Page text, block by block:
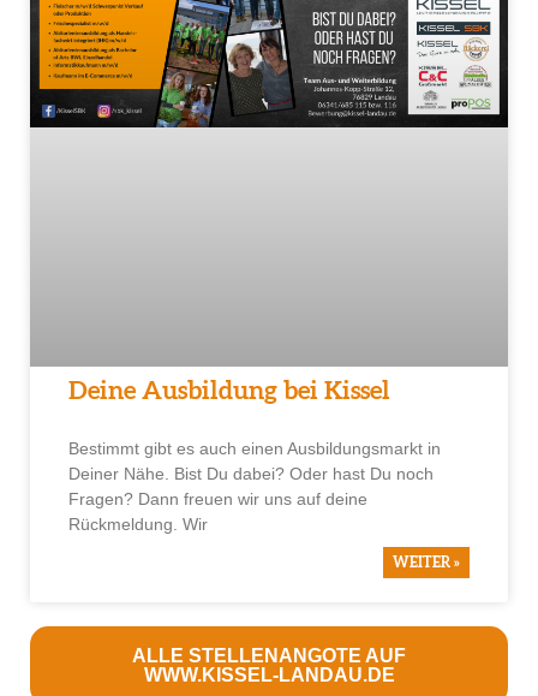
Deine Ausbildung bei Kissel
Bestimmt gibt es auch einen Ausbildungsmarkt in
Deiner Nähe. Bist Du dabei? Oder hast Du noch
Fragen? Dann freuen wir uns auf deine
Rückmeldung. Wir
WEITER »
ALLE STELLENANGOTE AUF
WWW.KISSEL-LANDAU.DE